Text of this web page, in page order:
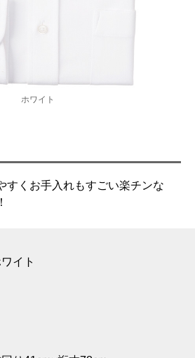
ホワイト
すくお手入れもすごい楽チンな
イト